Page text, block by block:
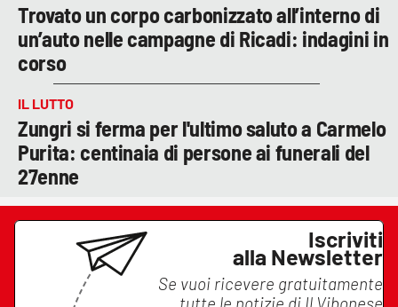
Trovato un corpo carbonizzato all’interno di
un’auto nelle campagne di Ricadi: indagini in
corso
IL LUTTO
Zungri si ferma per l'ultimo saluto a Carmelo
Purita: centinaia di persone ai funerali del
27enne
Iscriviti
alla Newsletter
Se vuoi ricevere gratuitamente
tutte le notizie di Il Vibonese